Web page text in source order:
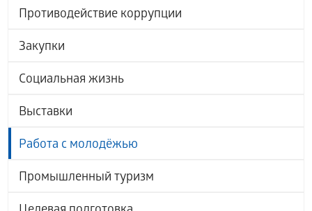
Противодействие коррупции
Закупки
Социальная жизнь
Выставки
Работа с молодёжью
Промышленный туризм